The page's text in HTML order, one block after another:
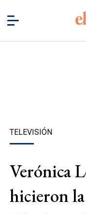
TELEVISIÓN
Verónica
hicieron la